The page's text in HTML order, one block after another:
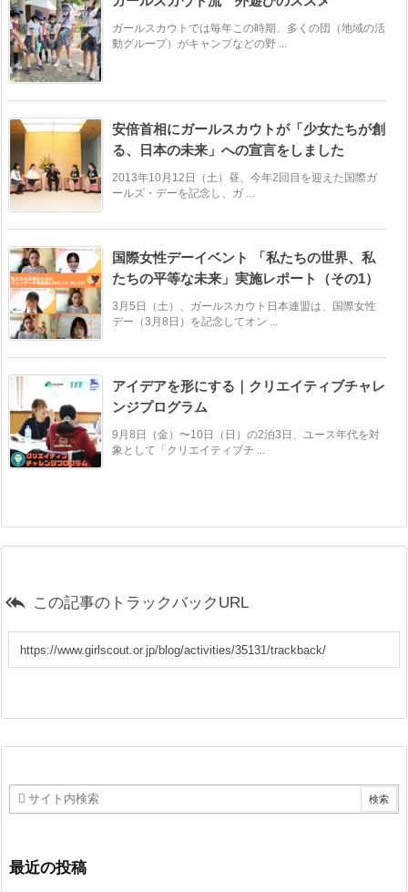
ガールスカウトでは毎年この時期、多くの団（地域の活
動グループ）がキャンプなどの野 ...
安倍首相にガールスカウトが「少女たちが創
る、日本の未来」への宣言をしました
2013年10月12日（土）昼、今年2回目を迎えた国際ガ
ールズ・デーを記念し、ガ ...
国際女性デーイベント 「私たちの世界、私
たちの平等な未来」実施レポート（その1）
3月5日（土）、ガールスカウト日本連盟は、国際女性
デー（3月8日）を記念してオン ...
アイデアを形にする｜クリエイティブチャレ
ンジプログラム
9月8日（金）〜10日（日）の2泊3日、ユース年代を対
象として「クリエイティブチ ...
 この記事のトラックバックURL
最近の投稿